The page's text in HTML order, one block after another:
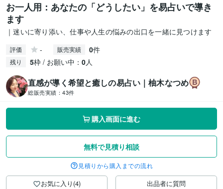
お一人用：あなたの「どうしたい」を易占いで導き
ます
｜迷いに寄り添い、仕事や人生の悩みの出口を一緒に見つけます
評価 - 販売実績 0件
残り 5枠 / お願い中： 0人
直感が導く希望と癒しの易占い｜柚木なつめ
総販売実績： 43件
購入画面に進む
無料で見積り相談
見積りから購入までの流れ
お気に入り(4) 出品者に質問